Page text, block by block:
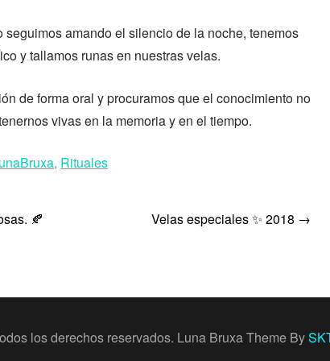
amando el silencio de la noche, tenemos
y tallamos runas en nuestras velas.
de forma oral y procuramos que el conocimiento no
vivas en la memoria y en el tiempo.
, Rituales
🍂 Velas especiales ✨ 2018 →
los derechos reservados. Luna Bruxa Theme By